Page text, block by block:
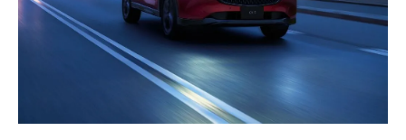
絶景ドライブを快適に過ごすための準備
季節ごとの鈴鹿山脈の魅力の楽しみ方
マツダ車でのオフロード体験と注意点
鈴鹿山脈を巡る際のおすすめ休憩スポット